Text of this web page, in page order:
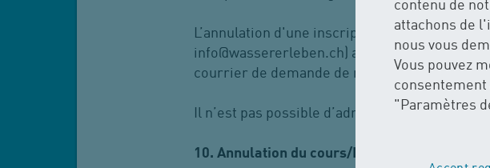
contenu de
attachons de
nous vous
Vous pouvez
consentement
"Paramètres
L’annulation d'une inscription doit
info@wassererleben.ch) auprès de
courrier de demande de remboursement
Il n’est pas possible d’adresser une
10. Annulation du cours/Leçons manquées